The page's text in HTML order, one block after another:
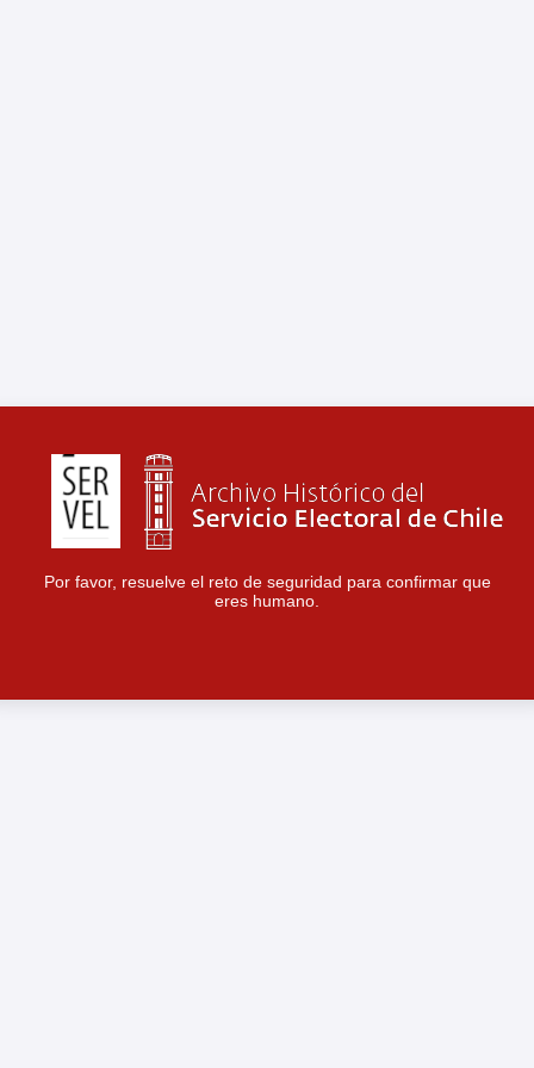
Por favor, resuelve el reto de seguridad para confirmar que
eres humano.